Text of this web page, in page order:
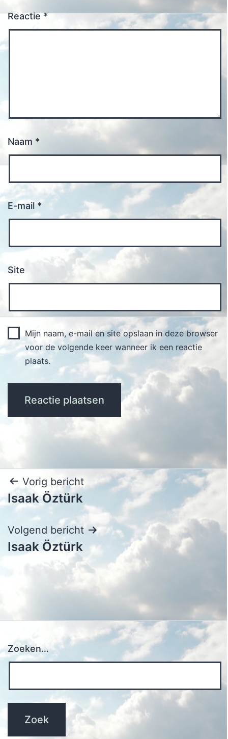
Reactie*
Naam *
E-mail *
Site
Mijn naam, e-mail en site opslaan in deze browser
voor de volgende keer wanneer ik een reactie
plaats.
Bericht
navigatie
Vorig bericht
Isaak Öztürk
Volgend bericht
Isaak Öztürk
Zoeken…